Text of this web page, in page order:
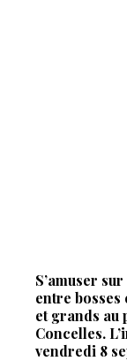
S’amuser
entre bosses
et grands au
Concelles.
vendredi 8